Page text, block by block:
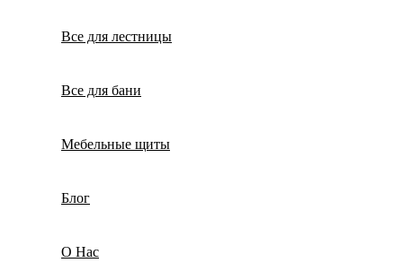
Все для лестницы
Все для бани
Мебельные щиты
Блог
О Нас